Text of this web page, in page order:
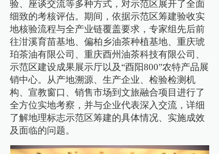
验、座谈交流等多种方式，对示范区展开了全面
细致的考核评估。期间，依据示范区筹建验收实
地核验流程与全产业链覆盖要求，专家组先后前
往泔溪育苗基地、偏柏乡油茶种植基地、重庆琥
珀茶油有限公司、重庆酉州油茶科技有限公司、
示范区建设成果展示厅以及“酉阳800”农特产品展
销中心。从产地溯源、生产企业、检验检测机
构、宣教窗口、销售市场到文旅融合项目进行了
全方位实地考察，并与企业代表深入交流，详细
了解地理标志示范区筹建的具体情况、实施成效
及面临的问题。